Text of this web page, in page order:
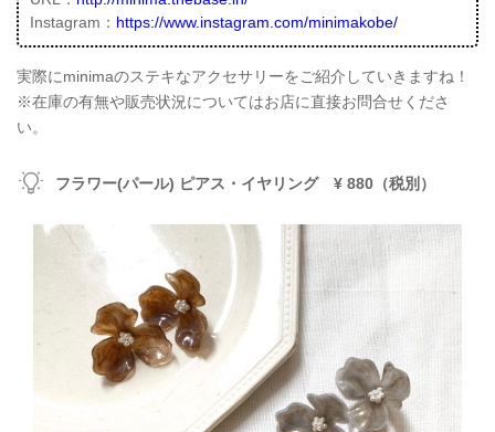
Instagram： https://www.instagram.com/minimakobe/
実際にminimaのステキなアクセサリーをご紹介していきますね！
※在庫の有無や販売状況についてはお店に直接お問合せくださ
い。
フラワー(パール) ピアス・イヤリング ¥ 880（税別）